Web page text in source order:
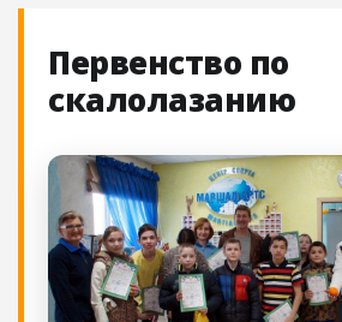
Первенство по
скалолазанию